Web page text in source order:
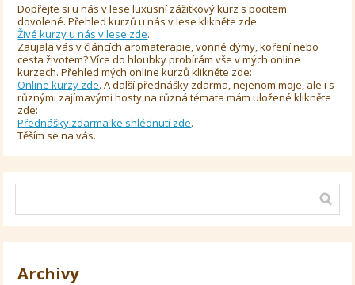
Dopřejte si u nás v lese luxusní zážitkový kurz s pocitem
dovolené. Přehled kurzů u nás v lese klikněte zde:
Živé kurzy u nás v lese zde.
Zaujala vás v článcích aromaterapie, vonné dýmy, koření nebo
cesta životem? Více do hloubky probírám vše v mých online
kurzech. Přehled mých online kurzů klikněte zde:
Online kurzy zde. A další přednášky zdarma, nejenom moje, ale i s
různými zajímavými hosty na různá témata mám uložené klikněte
zde:
Přednášky zdarma ke shlédnutí zde.
Těším se na vás.
Archivy